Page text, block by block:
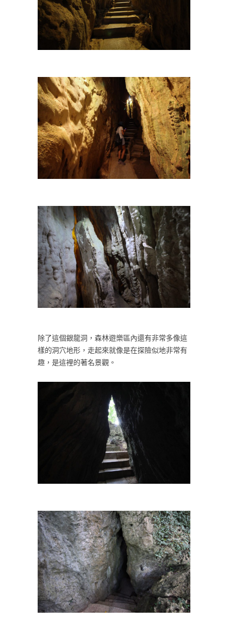
除了這個銀龍洞，森林遊樂區內還有非常多像這
樣的洞穴地形，走起來就像是在探險似地非常有
趣，是這裡的著名景觀。